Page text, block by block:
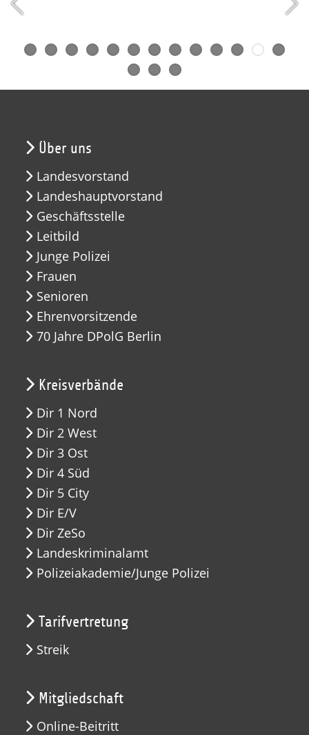
Über uns
Landesvorstand
Landeshauptvorstand
Geschäftsstelle
Leitbild
Junge Polizei
Frauen
Senioren
Ehrenvorsitzende
70 Jahre DPolG Berlin
Kreisverbände
Dir 1 Nord
Dir 2 West
Dir 3 Ost
Dir 4 Süd
Dir 5 City
Dir E/V
Dir ZeSo
Landeskriminalamt
Polizeiakademie/Junge Polizei
Tarifvertretung
Streik
Mitgliedschaft
Online-Beitritt